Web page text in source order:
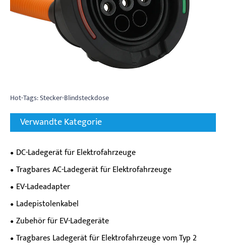
Hot-Tags: Stecker-Blindsteckdose
Verwandte Kategorie
DC-Ladegerät für Elektrofahrzeuge
Tragbares AC-Ladegerät für Elektrofahrzeuge
EV-Ladeadapter
Ladepistolenkabel
Zubehör für EV-Ladegeräte
Tragbares Ladegerät für Elektrofahrzeuge vom Typ 2